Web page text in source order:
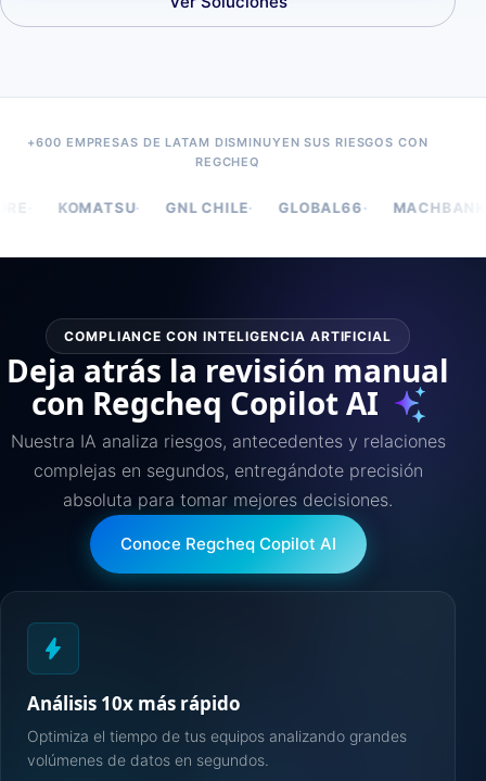
+600 EMPRESAS DE LATAM DISMINUYEN SUS RIESGOS CON
REGCHEQ
GNL CHILE GLOBAL66 MACHBANK·
COMPLIANCE CON INTELIGENCIA ARTIFICIAL
Deja atrás la revisión manual
con Regcheq Copilot AI
Nuestra IA analiza riesgos, antecedentes y relaciones
complejas en segundos, entregándote precisión
absoluta para tomar mejores decisiones.
Conoce Regcheq Copilot AI
bolt
Análisis 10x más rápido
Optimiza el tiempo de tus equipos analizando grandes
volúmenes de datos en segundos.